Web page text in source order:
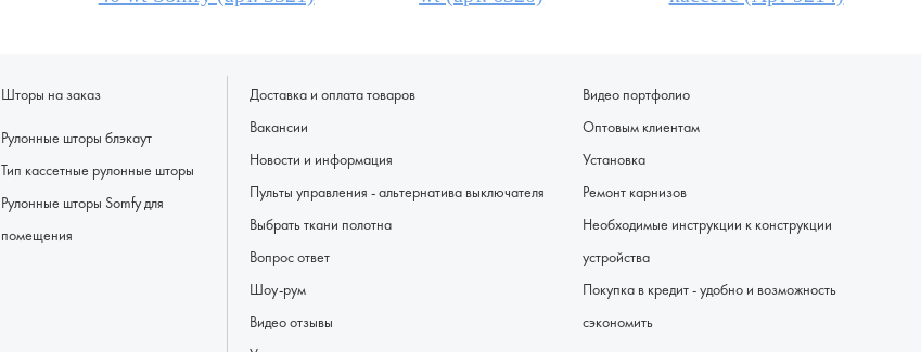
Шторы на заказ
Рулонные шторы блэкаут
Тип кассетные рулонные шторы
Рулонные шторы Somfy для
помещения
Доставка и оплата товаров
Вакансии
Новости и информация
Пульты управления - альтернатива выключателя
Выбрать ткани полотна
Вопрос ответ
Шоу-рум
Видео отзывы
Видео портфолио
Оптовым клиентам
Установка
Ремонт карнизов
Необходимые инструкции к конструкции
устройства
Покупка в кредит - удобно и возможность
сэкономить